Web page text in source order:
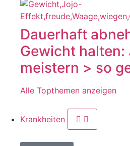
Dauerhaft
Gewicht
meistern > so
Alle Topthemen anzeigen
Krankheiten